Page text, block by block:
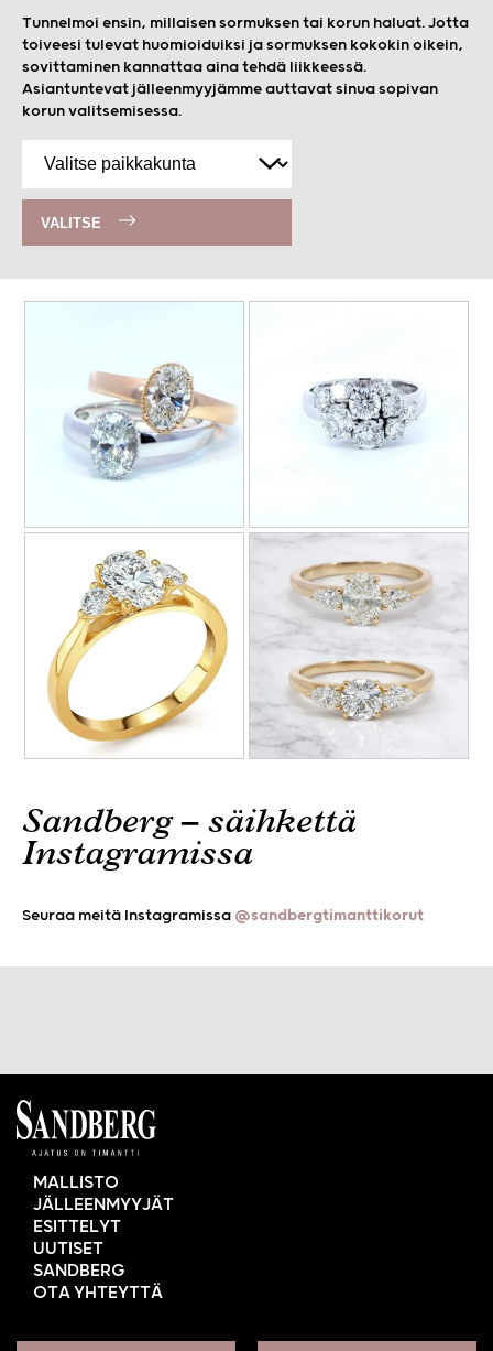
Tunnelmoi ensin, millaisen sormuksen tai korun haluat. Jotta
toiveesi tulevat huomioiduiksi ja sormuksen kokokin oikein,
sovittaminen kannattaa aina tehdä liikkeessä.
Asiantuntevat jälleenmyyjämme auttavat sinua sopivan
korun valitsemisessa.
VALITSE
Sandberg – säihkettä
Instagramissa
Seuraa meitä Instagramissa @sandbergtimanttikorut
MALLISTO
JÄLLEENMYYJÄT
ESITTELYT
UUTISET
SANDBERG
OTA YHTEYTTÄ